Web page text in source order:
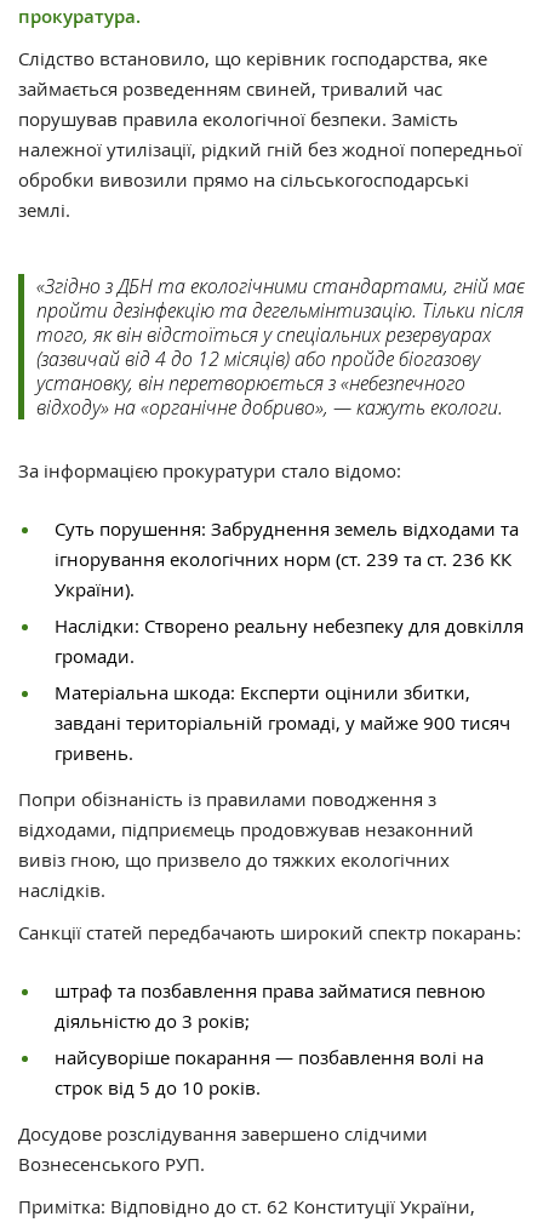
прокуратура.
Слідство встановило, що керівник господарства, яке
займається розведенням свиней, тривалий час
порушував правила екологічної безпеки. Замість
належної утилізації, рідкий гній без жодної попередньої
обробки вивозили прямо на сільськогосподарські
землі.
«Згідно з ДБН та екологічними стандартами, гній має
пройти дезінфекцію та дегельмінтизацію. Тільки після
того, як він відстоїться у спеціальних резервуарах
(зазвичай від 4 до 12 місяців) або пройде біогазову
установку, він перетворюється з «небезпечного
відходу» на «органічне добриво», — кажуть екологи.
За інформацією прокуратури стало відомо:
Суть порушення: Забруднення земель відходами та
ігнорування екологічних норм (ст. 239 та ст. 236 КК
України).
Наслідки: Створено реальну небезпеку для довкілля
громади.
Матеріальна шкода: Експерти оцінили збитки,
завдані територіальній громаді, у майже 900 тисяч
гривень.
Попри обізнаність із правилами поводження з
відходами, підприємець продовжував незаконний
вивіз гною, що призвело до тяжких екологічних
наслідків.
Санкції статей передбачають широкий спектр покарань:
штраф та позбавлення права займатися певною
діяльністю до 3 років;
найсуворіше покарання — позбавлення волі на
строк від 5 до 10 років.
Досудове розслідування завершено слідчими
Вознесенського РУП.
Примітка: Відповідно до ст. 62 Конституції України,